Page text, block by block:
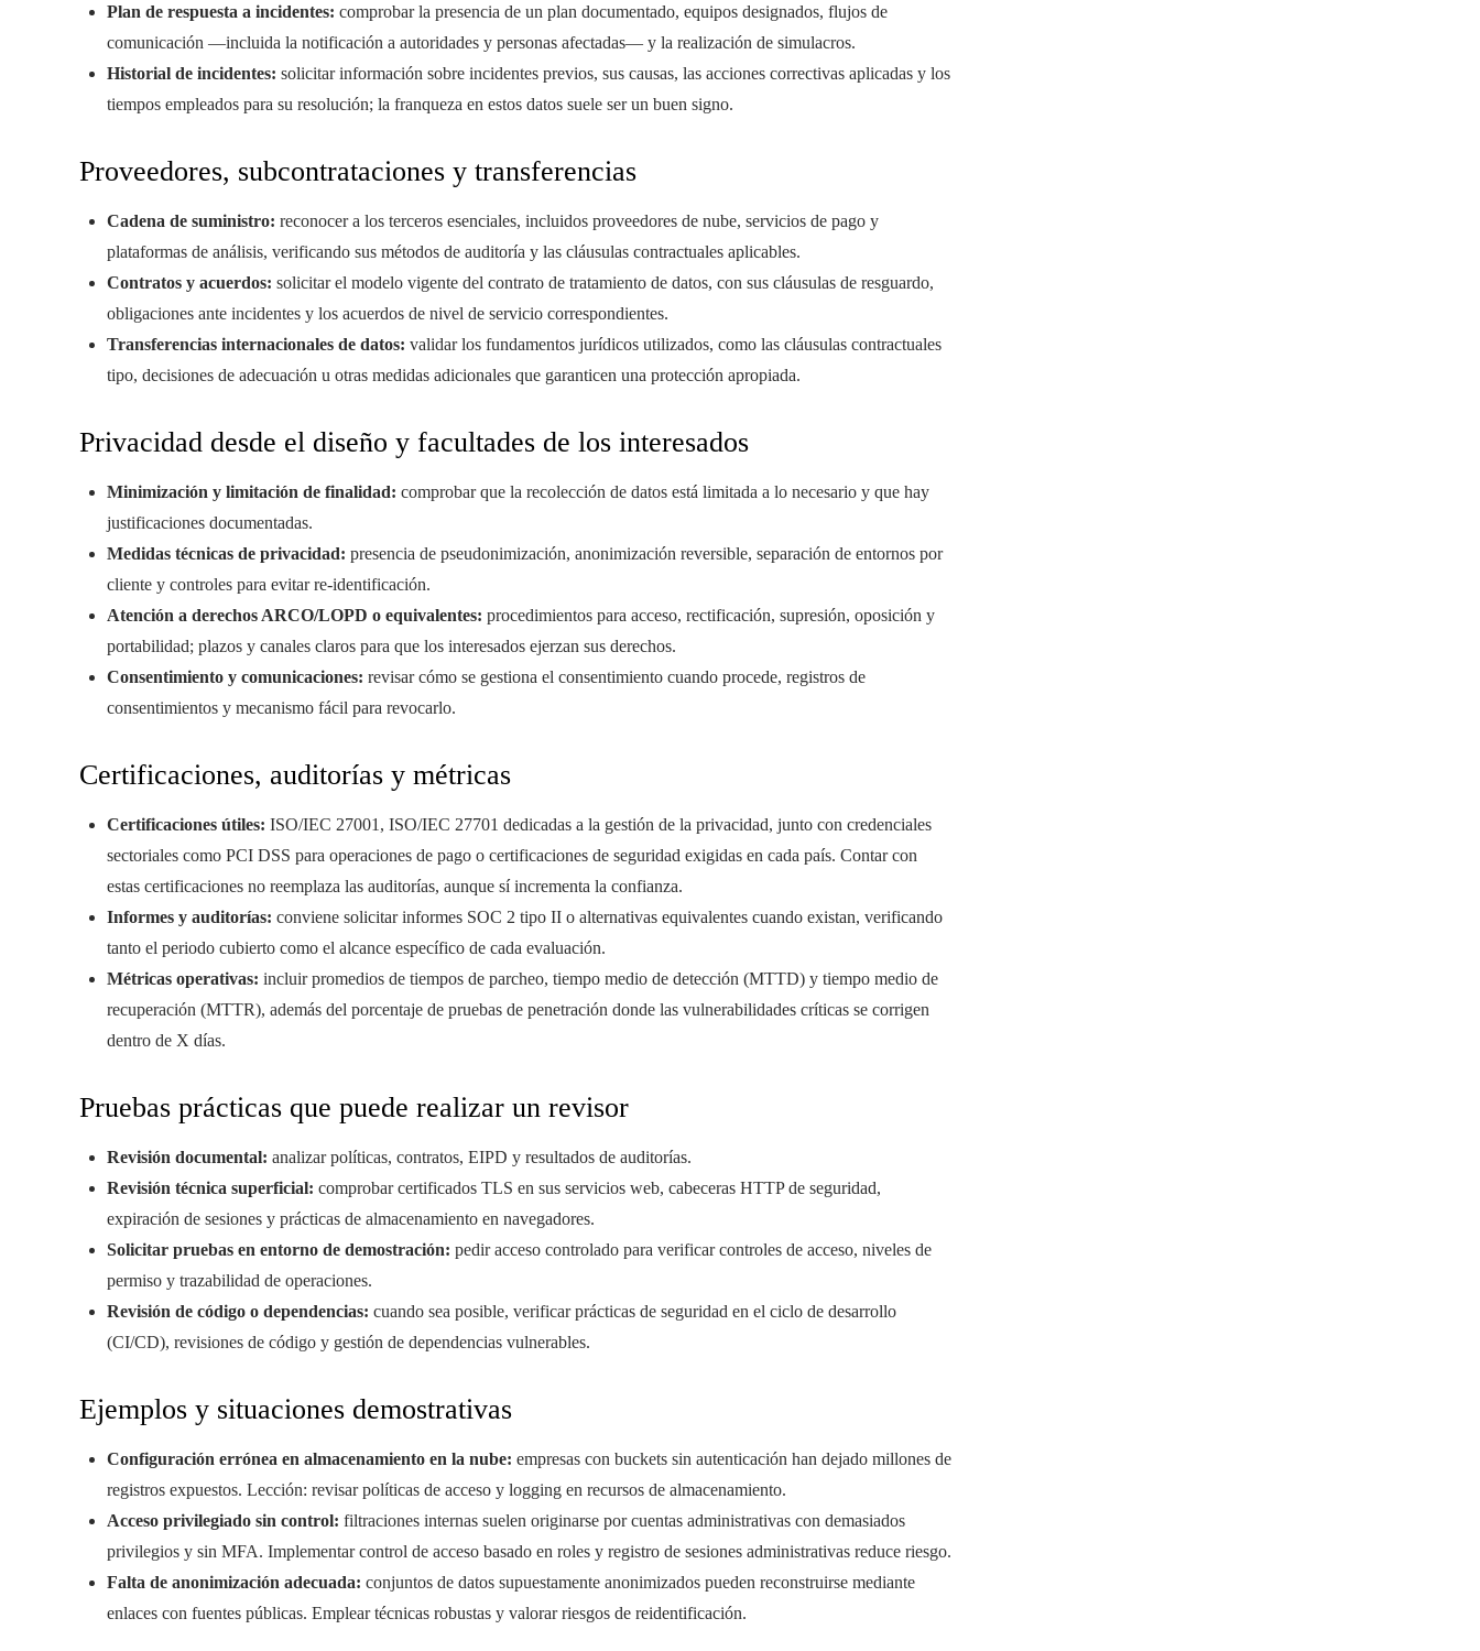
Plan de respuesta a incidentes: comprobar la presencia de un plan documentado, equipos designados, flujos de
comunicación —incluida la notificación a autoridades y personas afectadas— y la realización de simulacros.
Historial de incidentes: solicitar información sobre incidentes previos, sus causas, las acciones correctivas aplicadas y los
tiempos empleados para su resolución; la franqueza en estos datos suele ser un buen signo.
Proveedores, subcontrataciones y transferencias
Cadena de suministro: reconocer a los terceros esenciales, incluidos proveedores de nube, servicios de pago y
plataformas de análisis, verificando sus métodos de auditoría y las cláusulas contractuales aplicables.
Contratos y acuerdos: solicitar el modelo vigente del contrato de tratamiento de datos, con sus cláusulas de resguardo,
obligaciones ante incidentes y los acuerdos de nivel de servicio correspondientes.
Transferencias internacionales de datos: validar los fundamentos jurídicos utilizados, como las cláusulas contractuales
tipo, decisiones de adecuación u otras medidas adicionales que garanticen una protección apropiada.
Privacidad desde el diseño y facultades de los interesados
Minimización y limitación de finalidad: comprobar que la recolección de datos está limitada a lo necesario y que hay
justificaciones documentadas.
Medidas técnicas de privacidad: presencia de pseudonimización, anonimización reversible, separación de entornos por
cliente y controles para evitar re-identificación.
Atención a derechos ARCO/LOPD o equivalentes: procedimientos para acceso, rectificación, supresión, oposición y
portabilidad; plazos y canales claros para que los interesados ejerzan sus derechos.
Consentimiento y comunicaciones: revisar cómo se gestiona el consentimiento cuando procede, registros de
consentimientos y mecanismo fácil para revocarlo.
Certificaciones, auditorías y métricas
Certificaciones útiles: ISO/IEC 27001, ISO/IEC 27701 dedicadas a la gestión de la privacidad, junto con credenciales
sectoriales como PCI DSS para operaciones de pago o certificaciones de seguridad exigidas en cada país. Contar con
estas certificaciones no reemplaza las auditorías, aunque sí incrementa la confianza.
Informes y auditorías: conviene solicitar informes SOC 2 tipo II o alternativas equivalentes cuando existan, verificando
tanto el periodo cubierto como el alcance específico de cada evaluación.
Métricas operativas: incluir promedios de tiempos de parcheo, tiempo medio de detección (MTTD) y tiempo medio de
recuperación (MTTR), además del porcentaje de pruebas de penetración donde las vulnerabilidades críticas se corrigen
dentro de X días.
Pruebas prácticas que puede realizar un revisor
Revisión documental: analizar políticas, contratos, EIPD y resultados de auditorías.
Revisión técnica superficial: comprobar certificados TLS en sus servicios web, cabeceras HTTP de seguridad,
expiración de sesiones y prácticas de almacenamiento en navegadores.
Solicitar pruebas en entorno de demostración: pedir acceso controlado para verificar controles de acceso, niveles de
permiso y trazabilidad de operaciones.
Revisión de código o dependencias: cuando sea posible, verificar prácticas de seguridad en el ciclo de desarrollo
(CI/CD), revisiones de código y gestión de dependencias vulnerables.
Ejemplos y situaciones demostrativas
Configuración errónea en almacenamiento en la nube: empresas con buckets sin autenticación han dejado millones de
registros expuestos. Lección: revisar políticas de acceso y logging en recursos de almacenamiento.
Acceso privilegiado sin control: filtraciones internas suelen originarse por cuentas administrativas con demasiados
privilegios y sin MFA. Implementar control de acceso basado en roles y registro de sesiones administrativas reduce riesgo.
Falta de anonimización adecuada: conjuntos de datos supuestamente anonimizados pueden reconstruirse mediante
enlaces con fuentes públicas. Emplear técnicas robustas y valorar riesgos de reidentificación.